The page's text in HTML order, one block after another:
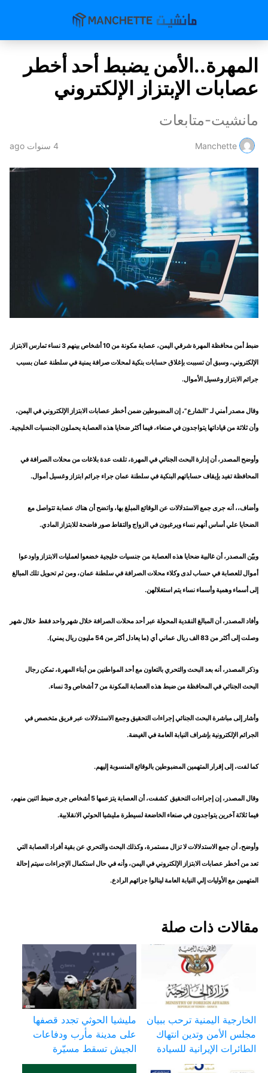
المهرة..الأمن يضبط أحد أخطر
عصابات الإبتزاز الإلكتروني
مانشيت-متابعات
Manchette 4 سنوات ago
ضبط أمن محافظة المهرة شرقي اليمن، عصابة مكونة من 10 أشخاص بينهم 3 نساء تمارس الابتزاز
الإلكتروني، وسبق أن تسببت بإغلاق حسابات بنكية لمحلات صرافة يمنية في سلطنة عمان بسبب
جرائم الابتزاز وغسيل الأموال.
وقال مصدر أمني لـ “الشارع”، إن المضبوطين ضمن أخطر عصابات الابتزاز الإلكتروني في اليمن،
وأن ثلاثة من قياداتها يتواجدون في صنعاء، فيما أكثر ضحايا هذه العصابة يحملون الجنسيات الخليجية.
وأوضح المصدر، أن إدارة البحث الجنائي في المهرة، تلقت عدة بلاغات من محلات الصرافة في
المحافظة تفيد بإيقاف حساباتهم البنكية في سلطنة عمان جراء جرائم ابتزاز وغسيل أموال.
وأضاف،، أنه جرى جمع الاستدلالات عن الوقائع المبلغ بها، واتضح أن هناك عصابة تتواصل مع
الضحايا علي أساس أنهم نساء ويرغبون في الزواج والتقاط صور فاضحة للابتزاز المادي.
وبيّن المصدر، أن غالبية ضحايا هذه العصابة من جنسيات خليجية خضعوا لعمليات الابتزاز واودعوا
أموال للعصابة في حساب لدى وكلاء محلات الصرافة في سلطنة عمان، ومن ثم تحويل تلك المبالغ
إلى أسماء وهمية وأسماء نساء يتم استغلالهن.
وأفاد المصدر، أن المبالغ النقدية المحولة عبر أحد محلات الصرافة خلال شهر واحد فقط خلال شهر
وصلت إلى أكثر من 83 الف ريال عماني أي (ما يعادل أكثر من 54 مليون ريال يمني).
وذكر المصدر، أنه بعد البحث والتحري بالتعاون مع أحد المواطنين من أبناء المهرة، تمكن رجال
البحث الجنائي في المحافظة من ضبط هذه العصابة المكونة من 7 أشخاص و3 نساء.
وأشار إلى مباشرة البحث الجنائي إجراءات التحقيق وجمع الاستدلالات عبر فريق متخصص في
الجرائم الإلكترونية بإشراف النيابة العامة في الغيضة.
كما لفت، إلى إقرار المتهمين المضبوطين بالوقائع المنسوبة إليهم.
وقال المصدر، إن إجراءات التحقيق كشفت، أن العصابة يتزعمها 5 أشخاص جرى ضبط اثنين منهم،
فيما ثلاثة آخرين يتواجدون في صنعاء الخاضعة لسيطرة مليشيا الحوثي الانقلابية.
وأوضح، أن جمع الاستدلالات لا تزال مستمرة، وكذلك البحث والتحري عن بقية أفراد العصابة التي
تعد من أخطر عصابات الابتزاز الإلكتروني في اليمن، وأنه في حال استكمال الإجراءات سيتم إحالة
المتهمين مع الأوليات إلي النيابة العامة لينالوا جزائهم الرادع.
مقالات ذات صلة
الخارجية اليمنية ترحب ببيان
مجلس الأمن وتدين انتهاك
الطائرات الإيرانية للسيادة
مليشيا الحوثي تجدد قصفها
على مدينة مأرب ودفاعات
الجيش تسقط مسيّرة